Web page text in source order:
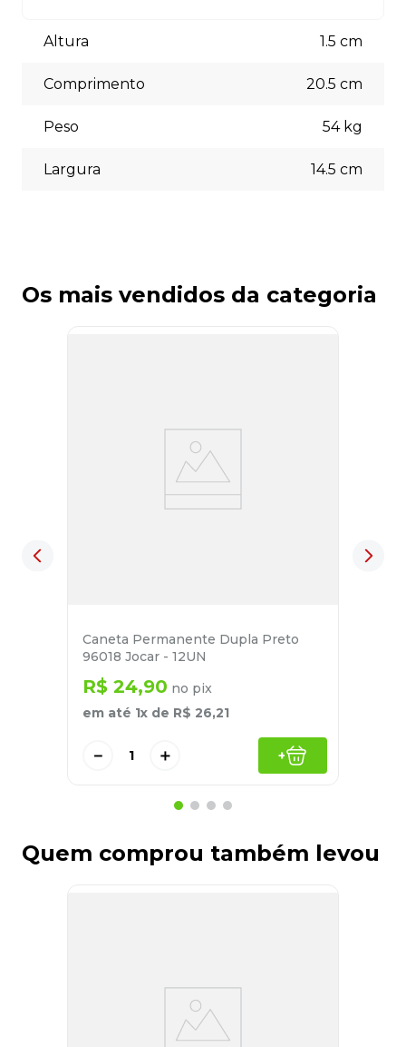
(5% off) cartões de crédito, boleto bancário. Você pode
escolher a opção que melhor se adapte às suas
Altura 1.5 cm
Comprimento 20.5 cm
Peso 54kg
Largura 14.5 cm
Os mais vendidos da categoria
Caneta Permanente Dupla Preto
96018 Jocar - 12UN
R$ 24,90 no pix
em até 1x de R$ 26,21
＋
－ +
Quem comprou também levou